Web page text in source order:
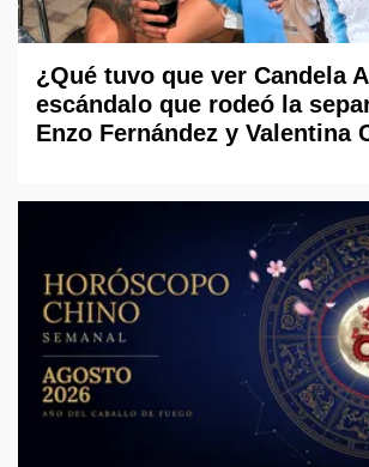
¿Qué tuvo que ver Candela
escándalo que rodeó la
Enzo Fernández y Valentina